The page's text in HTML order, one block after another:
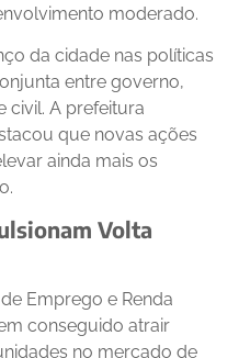
moderado.
da cidade nas políticas
entre governo,
civil. A prefeitura
que novas ações
ainda mais os
Volta
Emprego e Renda
conseguido atrair
no mercado de